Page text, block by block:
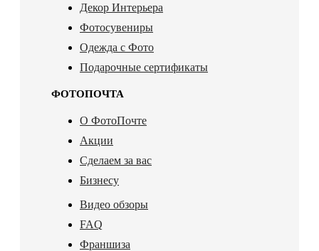
Декор Интерьера
Фотосувениры
Одежда с Фото
Подарочные сертификаты
ФОТОПОЧТА
О ФотоПочте
Акции
Сделаем за вас
Бизнесу
Видео обзоры
FAQ
Франшиза